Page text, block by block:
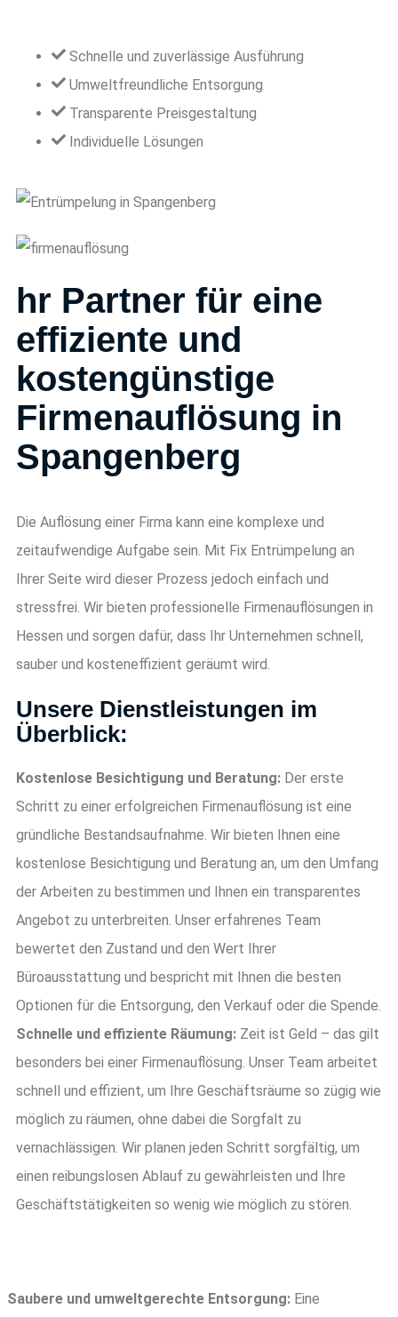
Schnelle und zuverlässige Ausführung
Umweltfreundliche Entsorgung
Transparente Preisgestaltung
Individuelle Lösungen
hr Partner für eine
effiziente und
kostengünstige
Firmenauflösung in
Spangenberg
Die Auflösung einer Firma kann eine komplexe und
zeitaufwendige Aufgabe sein. Mit Fix Entrümpelung an
Ihrer Seite wird dieser Prozess jedoch einfach und
stressfrei. Wir bieten professionelle Firmenauflösungen in
Hessen und sorgen dafür, dass Ihr Unternehmen schnell,
sauber und kosteneffizient geräumt wird.
Unsere Dienstleistungen im
Überblick:
Kostenlose Besichtigung und Beratung: Der erste
Schritt zu einer erfolgreichen Firmenauflösung ist eine
gründliche Bestandsaufnahme. Wir bieten Ihnen eine
kostenlose Besichtigung und Beratung an, um den Umfang
der Arbeiten zu bestimmen und Ihnen ein transparentes
Angebot zu unterbreiten. Unser erfahrenes Team
bewertet den Zustand und den Wert Ihrer
Büroausstattung und bespricht mit Ihnen die besten
Optionen für die Entsorgung, den Verkauf oder die Spende.
Schnelle und effiziente Räumung: Zeit ist Geld – das gilt
besonders bei einer Firmenauflösung. Unser Team arbeitet
schnell und effizient, um Ihre Geschäftsräume so zügig wie
möglich zu räumen, ohne dabei die Sorgfalt zu
vernachlässigen. Wir planen jeden Schritt sorgfältig, um
einen reibungslosen Ablauf zu gewährleisten und Ihre
Geschäftstätigkeiten so wenig wie möglich zu stören.
Saubere und umweltgerechte Entsorgung: Eine